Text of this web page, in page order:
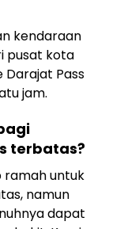
kendaraan
pusat kota
Darajat Pass
jam.
terbatas?
ramah untuk
namun
dapat